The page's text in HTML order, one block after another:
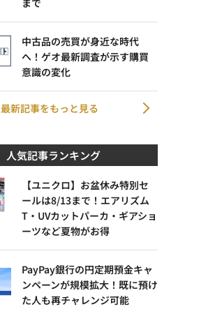
中古品の売買が身近な時代
へ！ゲオ最新調査が示す購買
意識の変化
最新記事をもっと見る
人気記事ランキング
【ユニクロ】お盆休み特別セ
ールは8/13まで！エアリズム
T・UVカットパーカ・ギアショ
ーツなど夏物がお得
PayPay銀行の円定期預金キャ
ンペーンが規模拡大！既に預け
た人も再チャレンジ可能